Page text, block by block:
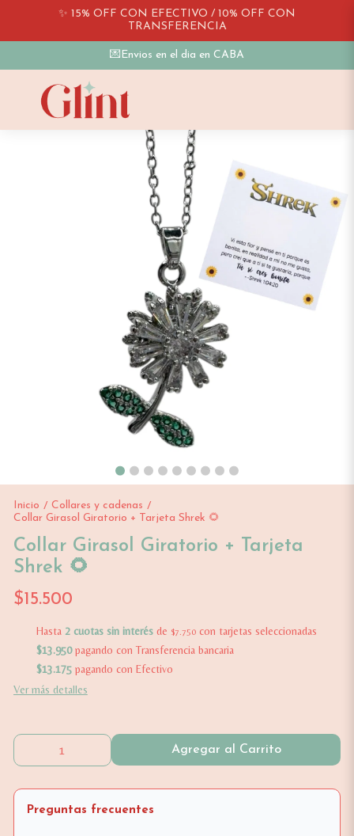
✨ 15% OFF CON EFECTIVO / 10% OFF CON
TRANSFERENCIA
💌Envios en el dia en CABA
Inicio / Collares y cadenas /
Collar Girasol Giratorio + Tarjeta Shrek 🌻
Collar Girasol Giratorio + Tarjeta
Shrek 🌻
$15.500
Hasta 2 cuotas sin interésde $7.750con tarjetas seleccionadas
$13.950pagando con Transferencia bancaria
$13.175pagando con Efectivo
Ver más detalles
Agregar al Carrito
Preguntas frecuentes